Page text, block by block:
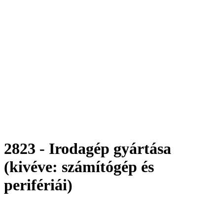
2823 - Irodagép gyártása
(kivéve: számítógép és
perifériái)